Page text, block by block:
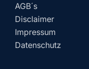
AGB´s
Disclaimer
Impressum
Datenschutz